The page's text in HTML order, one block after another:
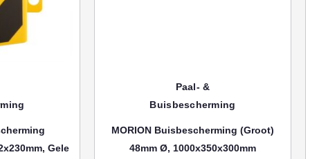
Gele
Paal- &
Buisbescherming
MORION Buisbescherming (groot)
48mm Ø, 1000x350x300mm